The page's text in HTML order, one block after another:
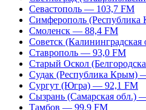
Севастополь — 103,7 FM
Симферополь
Смоленск — 88,4 FM
Советск
Ставрополь — 93,0 FM
Старый Оскол
Судак (Республика Крым)
Сургут (Югра) — 92,1 FM
Сызрань (Самарская обл.)
Тамбов — 99,9 FM